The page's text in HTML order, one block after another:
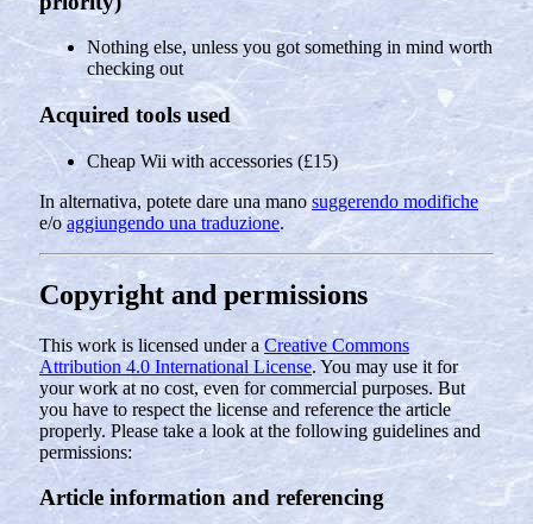
Nothing else, unless you got something in mind worth
checking out
Acquired tools used
Cheap Wii with accessories (£15)
In alternativa, potete dare una mano suggerendo modifiche
e/oaggiungendo una traduzione.
Copyright and permissions
This work is licensed under aCreative Commons
Attribution 4.0 International License. You may use it for
your work at no cost, even for commercial purposes. But
you have to respect the license and reference the article
properly. Please take a look at the following guidelines and
permissions:
Article information and referencing